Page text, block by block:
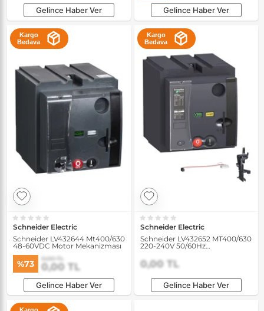
Gelince Haber Ver Gelince Haber Ver
Kargo
Bedava
Schneider Electric
Schneider LV432644 Mt400/630
48-60VDC Motor Mekanizması
%73 0,00 TL
0,00 TL
Gelince Haber Ver
Kargo
Bedava
Schneider Electric
Schneider LV432652 MT400/630
220-240V 50/60Hz
Mekanizması
0,00 TL
Gelince Haber Ver
Kargo